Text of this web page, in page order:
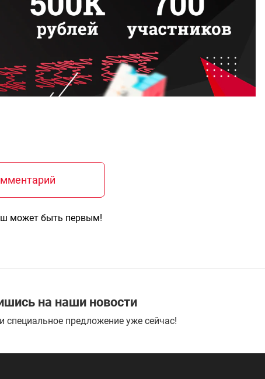
может быть первым!
на наши новости
специальное предложение уже сейчас!